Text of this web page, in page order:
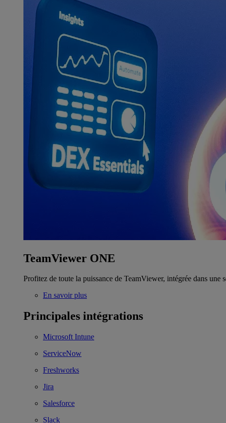
TeamViewer ONE
Profitez de toute la puissance de TeamViewer, intégrée dans une
En savoir plus
Principales intégrations
Microsoft Intune
ServiceNow
Freshworks
Jira
Salesforce
Slack